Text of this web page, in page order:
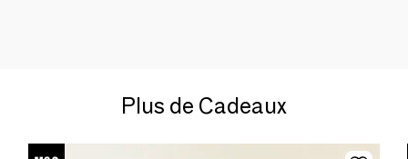
Plus de Cadeaux